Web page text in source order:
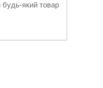
будь-який товар